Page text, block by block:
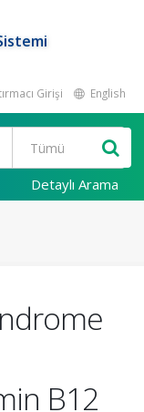
Girişi English
Detaylı Arama
B12